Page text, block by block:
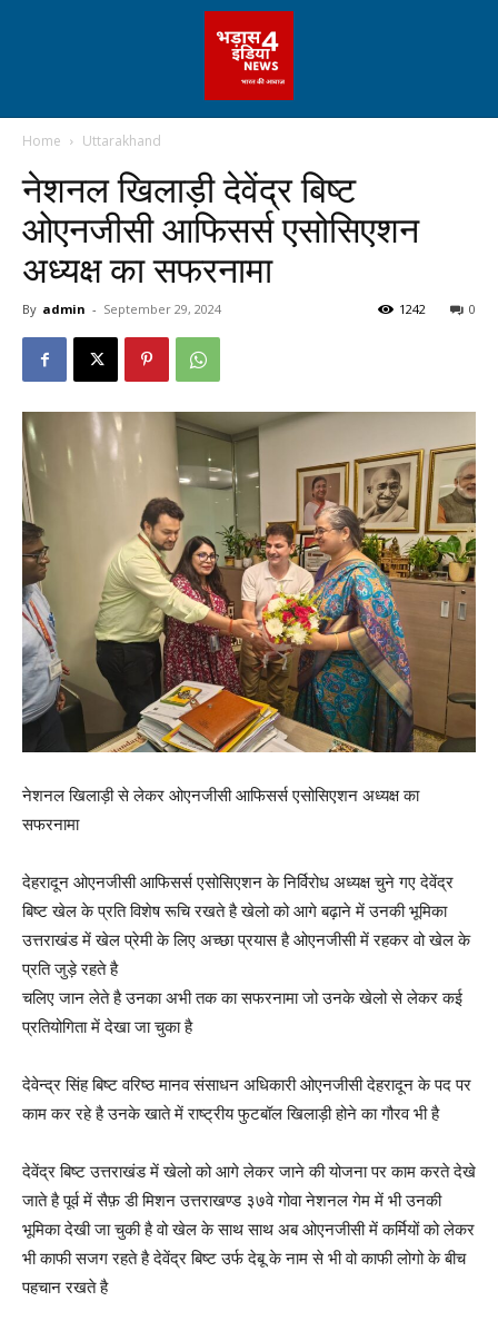
Home Uttarakhand
नेशनल खिलाड़ी देवेंद्र बिष्ट
ओएनजीसी आफिसर्स एसोसिएशन
अध्यक्ष का सफरनामा
By admin - September 29, 2024 0
1242
नेशनल खिलाड़ी से लेकर ओएनजीसी आफिसर्स एसोसिएशन अध्यक्ष का
सफरनामा
देहरादून ओएनजीसी आफिसर्स एसोसिएशन के निर्विरोध अध्यक्ष चुने गए देवेंद्र
बिष्ट खेल के प्रति विशेष रूचि रखते है खेलो को आगे बढ़ाने में उनकी भूमिका
उत्तराखंड में खेल प्रेमी के लिए अच्छा प्रयास है ओएनजीसी में रहकर वो खेल के
प्रति जुड़े रहते है
चलिए जान लेते है उनका अभी तक का सफरनामा जो उनके खेलो से लेकर कई
प्रतियोगिता में देखा जा चुका है
देवेन्द्र सिंह बिष्ट वरिष्ठ मानव संसाधन अधिकारी ओएनजीसी देहरादून के पद पर
काम कर रहे है उनके खाते में राष्ट्रीय फुटबॉल खिलाड़ी होने का गौरव भी है
देवेंद्र बिष्ट उत्तराखंड में खेलो को आगे लेकर जाने की योजना पर काम करते देखे
जाते है पूर्व में सैफ़ डी मिशन उत्तराखण्ड ३७वे गोवा नेशनल गेम में भी उनकी
भूमिका देखी जा चुकी है वो खेल के साथ साथ अब ओएनजीसी में कर्मियों को लेकर
भी काफी सजग रहते है देवेंद्र बिष्ट उर्फ देबू के नाम से भी वो काफी लोगो के बीच
पहचान रखते है